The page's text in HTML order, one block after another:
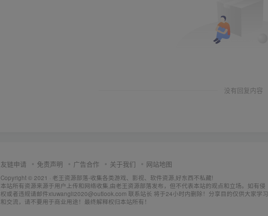
没有回复内容
友链申请 免责声明 广告合作 关于我们 网站地图
Copyright © 2021 · 老王资源部落-收集各类游戏、影视、软件资源,好东西不私藏!
本站所有资源来源于用户上传和网络收集,由老王资源部落发布，但不代表本站的观点和立场。如有侵
权或者违规请邮件xiuwangli2020@outlook.com 联系站长 将于24小时内删除！分享目的仅供大家学习
和交流，请不要用于商业用途！最终解释权归本站所有！